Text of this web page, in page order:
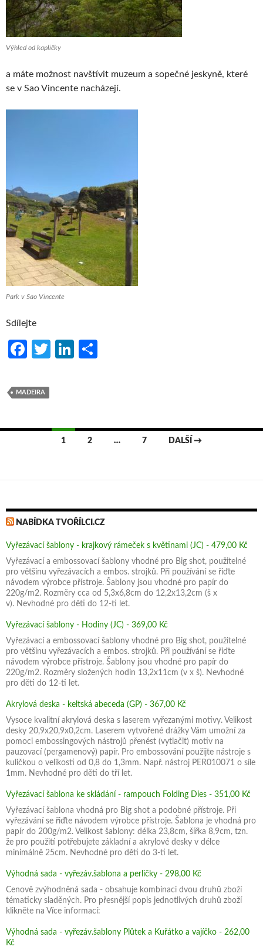
Výhled od kapličky
a máte možnost navštívit muzeum a sopečné jeskyně, které
se v Sao Vincente nacházejí.
Park v Sao Vincente
Sdílejte
Fa
b
o
T
Li
n
MADEIRA
Navigace
příspěvky
1 2 … 7 DALŠÍ →
NABÍDKA TVOŘÍLCI.CZ
Vyřezávací šablony - krajkový rámeček s květinami (JC) - 479,00 Kč
Vyřezávací a embossovací šablony vhodné pro Big shot, použitelné
pro většinu vyřezávacích a embos. strojků. Při používání se řiďte
návodem výrobce přístroje. Šablony jsou vhodné pro papír do
220g/m2. Rozměry cca od 5,3x6,8cm do 12,2x13,2cm (š x
v). Nevhodné pro děti do 12-ti let.
Vyřezávací šablony - Hodiny (JC) - 369,00 Kč
Vyřezávací a embossovací šablony vhodné pro Big shot, použitelné
pro většinu vyřezávacích a embos. strojků. Při používání se řiďte
návodem výrobce přístroje. Šablony jsou vhodné pro papír do
220g/m2. Rozměry složených hodin 13,2x11cm (v x š). Nevhodné
pro děti do 12-ti let.
Akrylová deska - keltská abeceda (GP) - 367,00 Kč
Vysoce kvalitní akrylová deska s laserem vyřezanými motivy. Velikost
desky 20,9x20,9x0,2cm. Laserem vytvořené drážky Vám umožní za
pomoci embossingových nástrojů přenést (vytlačit) motiv na
pauzovací (pergamenový) papír. Pro embossování použijte nástroje s
kuličkou o velikosti od 0,8 do 1,3mm. Např. nástroj PER010071 o síle
1mm. Nevhodné pro děti do tří let.
Vyřezávací šablona ke skládání - rampouch Folding Dies - 351,00 Kč
Vyřezávací šablona vhodná pro Big shot a podobné přístroje. Při
vyřezávání se řiďte návodem výrobce přístroje. Šablona je vhodná pro
papír do 200g/m2. Velikost šablony: délka 23,8cm, šířka 8,9cm, tzn.
že pro použití potřebujete základní a akrylové desky v délce
minimálně 25cm. Nevhodné pro děti do 3-ti let.
Výhodná sada - vyřezáv.šablona a perličky - 298,00 Kč
Cenově zvýhodněná sada - obsahuje kombinaci dvou druhů zboží
tématicky sladěných. Pro přesnější popis jednotlivých druhů zboží
klikněte na Více informací:
Výhodná sada - vyřezáv.šablony Plůtek a Kuřátko a vajíčko - 262,00
Kč